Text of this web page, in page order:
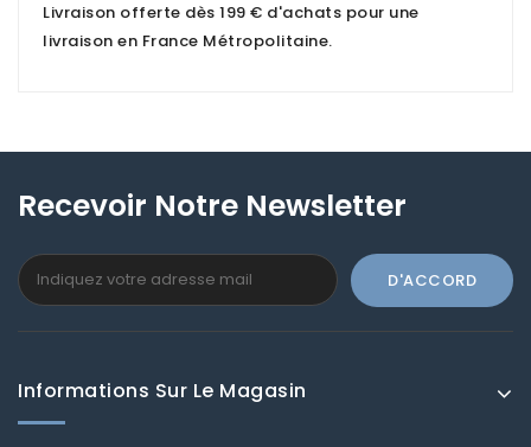
Livraison offerte dès 199 € d'achats pour une
livraison en France Métropolitaine.
Recevoir Notre Newsletter
Informations Sur Le Magasin